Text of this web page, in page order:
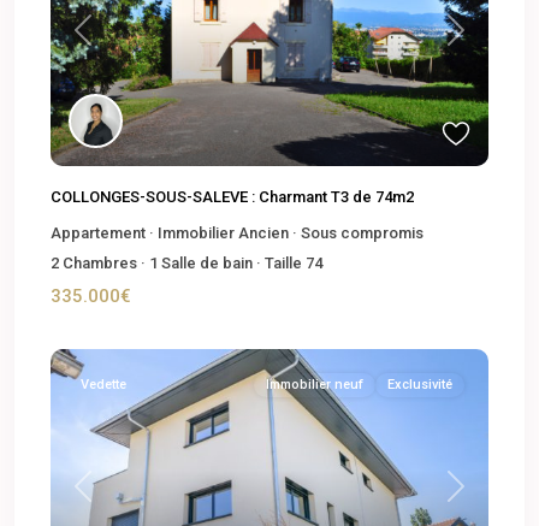
Previous Next
COLLONGES-SOUS-SALEVE : Charmant T3 de 74m2
Appartement · Immobilier Ancien · Sous compromis
2 Chambres · 1 Salle de bain · Taille 74
335.000€
Previous Next
Vedette Immobilier neuf Exclusivité